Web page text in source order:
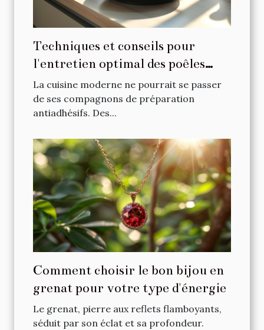
Techniques et conseils pour
l'entretien optimal des poêles
antiadhésives
La cuisine moderne ne pourrait se passer
de ses compagnons de préparation
antiadhésifs. Des...
Comment choisir le bon bijou en
grenat pour votre type d'énergie
Le grenat, pierre aux reflets flamboyants,
séduit par son éclat et sa profondeur.